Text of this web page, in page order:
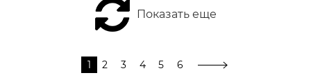
Показать еще
1 2 3 4 5 6